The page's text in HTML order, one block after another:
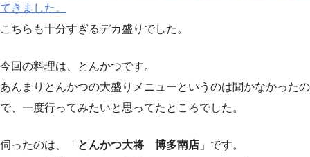
てきました。
こちらも十分すぎるデカ盛りでした。
今回の料理は、とんかつです。
あんまりとんかつの大盛りメニューというのは聞かなかったの
で、一度行ってみたいと思ってたところでした。
伺ったのは、「 とんかつ大将 博多南店 」です。